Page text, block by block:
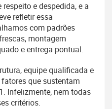
e despedida, e a
refletir essa
com padrões
montagem
e entrega pontual.
equipe qualificada e
que sustentam
Infelizmente, nem todas
critérios.